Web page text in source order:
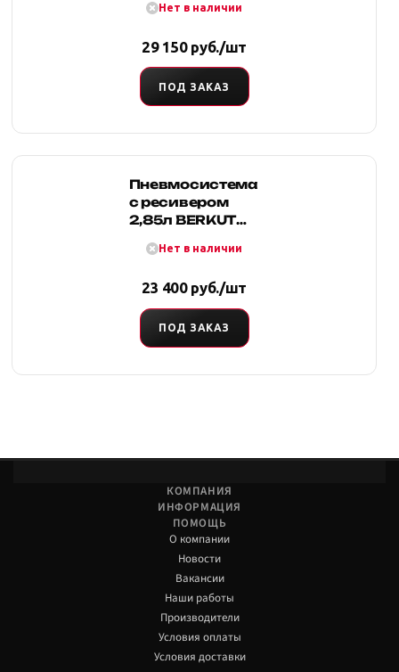
Нет в наличии
29 150 руб./шт
ПОД ЗАКАЗ
Пневмосистема
с ресивером
2,85л BERKUT
Нет в наличии
23 400 руб./шт
ПОД ЗАКАЗ
КОМПАНИЯ
ИНФОРМАЦИЯ
ПОМОЩЬ
О компании
Новости
Вакансии
Наши работы
Производители
Условия оплаты
Условия доставки